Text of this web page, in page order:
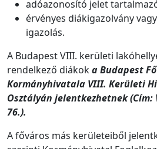
adóazonosító jelet
érvényes diákigazolvány
igazolás.
A Budapest VIII. kerületi
rendelkező diákoka Budapest
Kormányhivatala VIII. Kerületi
Osztályán jelentkezhetnek
76.).
A főváros más kerületeiből